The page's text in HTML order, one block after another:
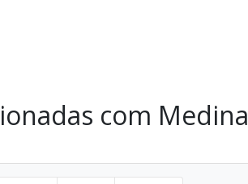
com Medina